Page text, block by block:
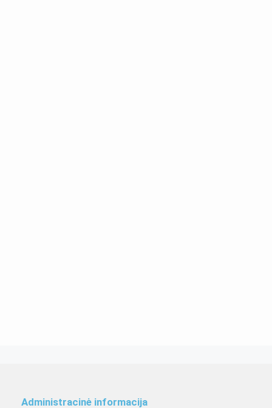
Administracinė informacija